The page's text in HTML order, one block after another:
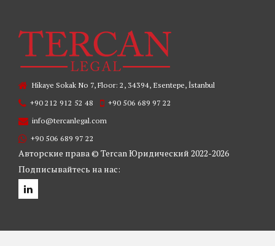
Hikaye Sokak No 7, Floor: 2, 34394, Esentepe, İstanbul
+90 212 912 52 48
+90 506 689 97 22
info@tercanlegal.com
+90 506 689 97 22
Авторские права © Tercan Юридический 2022-2026
Подписывайтесь на нас: